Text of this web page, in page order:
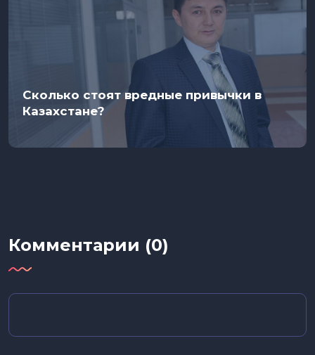
Сколько стоят вредные привычки в
Казахстане?
Комментарии (0)